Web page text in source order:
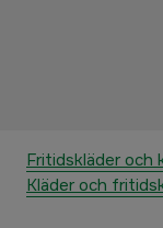
Fritidskläder och
Kläder och